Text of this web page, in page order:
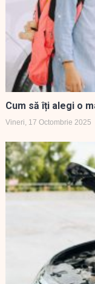
Cum să îți alegi o
Vineri, 17 Octombrie 2025